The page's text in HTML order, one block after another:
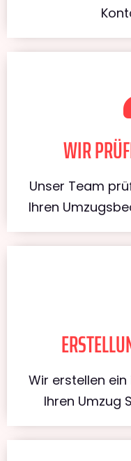
WIR
Unser Team
Ihren
Wir erstellen
Ihren Umzug